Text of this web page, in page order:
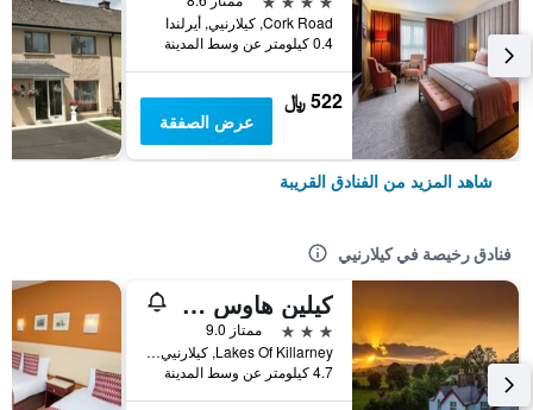
Cork Road, كيلارنيي, أيرلندا
0.4 كيلومتر عن وسط المدينة
522 ﷼
عرض الصفقة
شاهد المزيد من الفنادق القريبة
فنادق رخيصة في كيلارنيي
كيلين هاوس هوتل
3 نجوم
ممتاز 9.0
Lakes Of Killarney, كيلارنيي, أيرلندا
4.7 كيلومتر عن وسط المدينة